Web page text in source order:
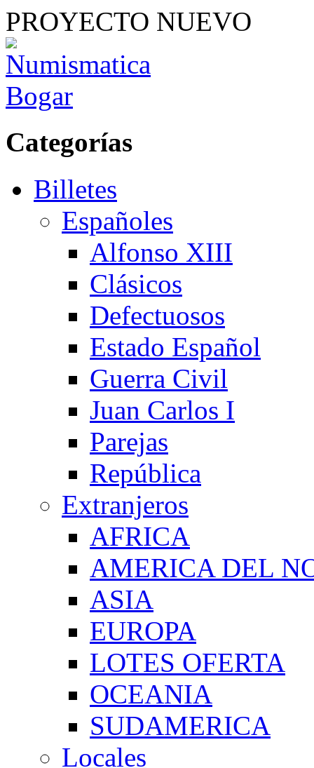
PROYECTO NUEVO
Categorías
Billetes
Españoles
Alfonso XIII
Clásicos
Defectuosos
Estado Español
Guerra Civil
Juan Carlos I
Parejas
República
Extranjeros
AFRICA
AMERICA DEL
ASIA
EUROPA
LOTES OFERTA
OCEANIA
SUDAMERICA
Locales